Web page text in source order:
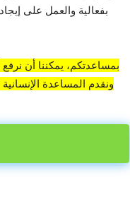
بفعالية والعمل على
بمساعدتكم، يمكننا أن
ونقدم المساعدة